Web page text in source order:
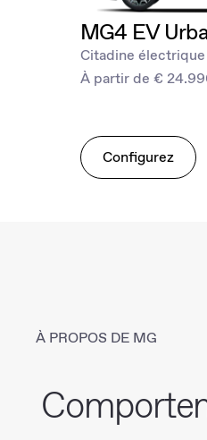
MG4 EV
Citadine
À partir de €
Configurez
À PROPOS DE MG